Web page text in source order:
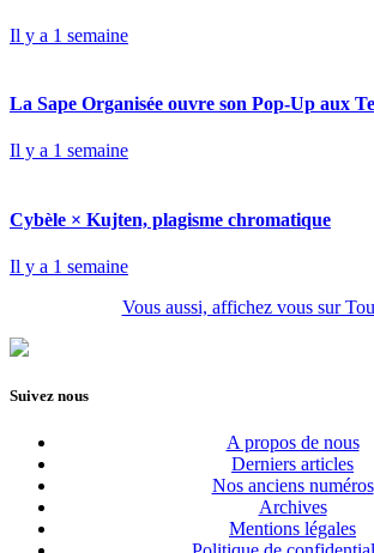
Il y a 1 semaine
La Sape Organisée ouvre son Pop-Up aux
Il y a 1 semaine
Cybèle × Kujten, plagisme chromatique
Il y a 1 semaine
Vous aussi, affichez vous sur
Suivez nous
A propos de nous
Derniers articles
Nos anciens numéros
Archives
Mentions légales